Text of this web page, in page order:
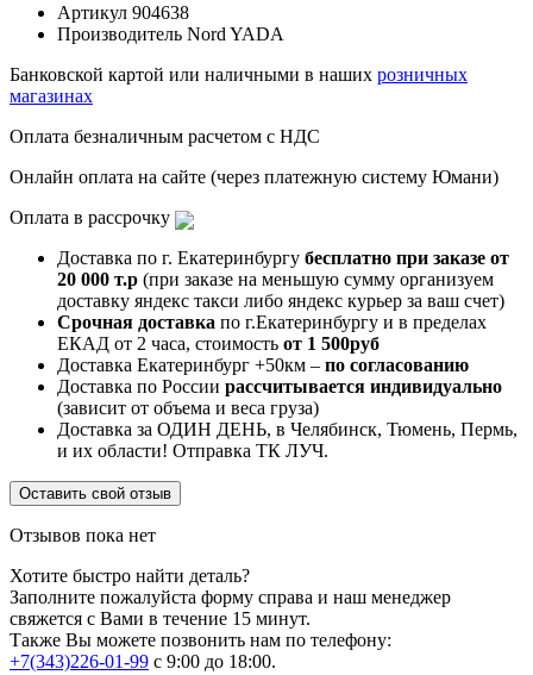
Артикул 904638
Производитель Nord YADA
Банковской картой или наличными в наших розничных
магазинах
Оплата безналичным расчетом с НДС
Онлайн оплата на сайте (через платежную систему Юмани)
Оплата в рассрочку
Доставка по г. Екатеринбургу бесплатно при заказе от
20 000 т.р (при заказе на меньшую сумму организуем
доставку яндекс такси либо яндекс курьер за ваш счет)
Срочная доставка по г.Екатеринбургу и в пределах
ЕКАД от 2 часа, стоимость от 1 500руб
Доставка Екатеринбург +50км – по согласованию
Доставка по России рассчитывается индивидуально
(зависит от объема и веса груза)
Доставка за ОДИН ДЕНЬ, в Челябинск, Тюмень, Пермь,
и их области! Отправка ТК ЛУЧ.
Оставить свой отзыв
Отзывов пока нет
Хотите быстро найти деталь?
Заполните пожалуйста форму справа и наш менеджер
свяжется с Вами в течение 15 минут.
Также Вы можете позвонить нам по телефону:
+7(343)226-01-99 с 9:00 до 18:00.